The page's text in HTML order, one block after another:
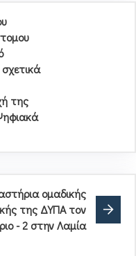
της
ομαδικής
της ΔΥΠΑ τον
- 2 στην Λαμία